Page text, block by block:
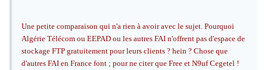
Une petite comparaison qui n'a rien à avoir avec le sujet. Pourquoi
Algérie Télécom ou EEPAD ou les autres FAI n'offrent pas d'espace de
stockage FTP gratuitement pour leurs clients ? hein ? Chose que
d'autres FAI en France font ; pour ne citer que Free et N9uf Cegetel !